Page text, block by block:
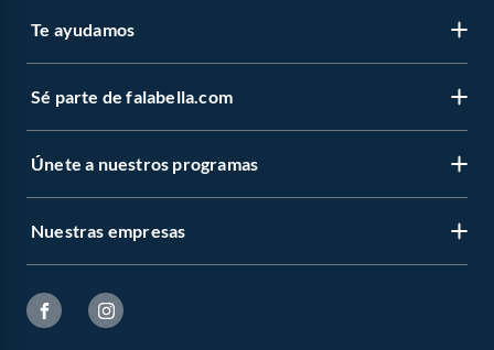
Te ayudamos
Sé parte de falabella.com
Únete a nuestros programas
Nuestras empresas